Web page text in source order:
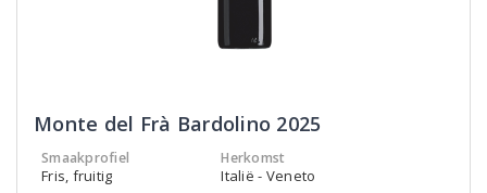
Monte del Frà Bardolino 2025
Smaakprofiel
Fris, fruitig
Herkomst
Italië - Veneto